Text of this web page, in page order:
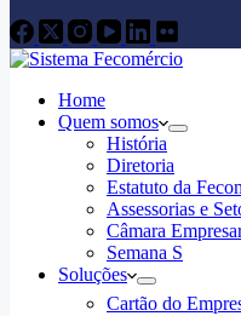
Home
Quem somos
História
Diretoria
Estatuto da
Assessorias e
Câmara
Semana S
Soluções
Cartão do